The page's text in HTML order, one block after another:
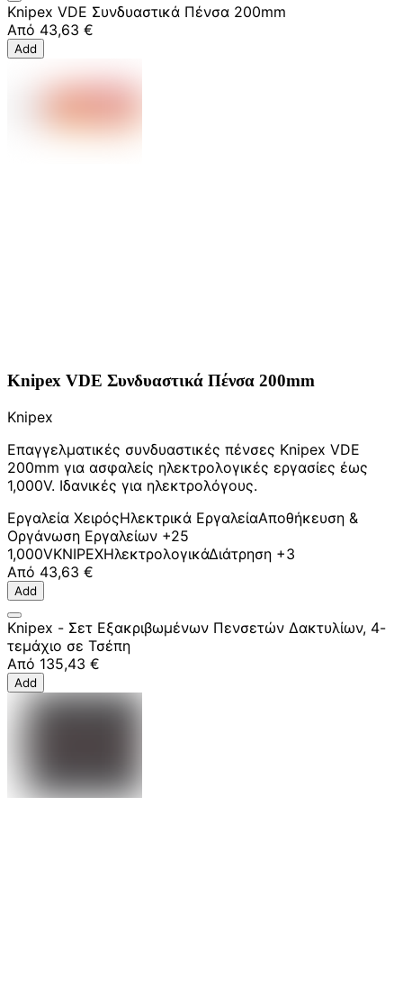
Knipex VDE Συνδυαστικά Πένσα 200mm
Από 43,63 €
Add
Knipex VDE Συνδυαστικά Πένσα 200mm
Knipex
Επαγγελματικές συνδυαστικές πένσες Knipex VDE
200mm για ασφαλείς ηλεκτρολογικές εργασίες έως
1,000V. Ιδανικές για ηλεκτρολόγους.
Εργαλεία ΧειρόςΗλεκτρικά ΕργαλείαΑποθήκευση &
Οργάνωση Εργαλείων +25
1,000VKNIPEXΗλεκτρολογικάΔιάτρηση +3
Από 43,63 €
Add
Knipex - Σετ Εξακριβωμένων Πενσετών Δακτυλίων, 4-
τεμάχιο σε Τσέπη
Από 135,43 €
Add